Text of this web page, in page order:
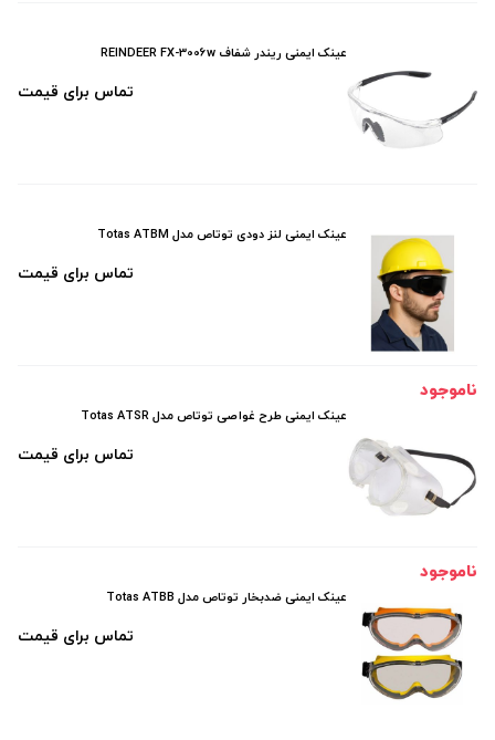
عینک ایمنی ریندر شفاف REINDEER FX-3006w
تماس برای قیمت
عینک ایمنی لنز دودی توتاص مدل Totas ATBM
تماس برای قیمت
ناموجود
عینک ایمنی طرح غواصی توتاص مدل Totas ATSR
تماس برای قیمت
ناموجود
عینک ایمنی ضدبخار توتاص مدل Totas ATBB
تماس برای قیمت